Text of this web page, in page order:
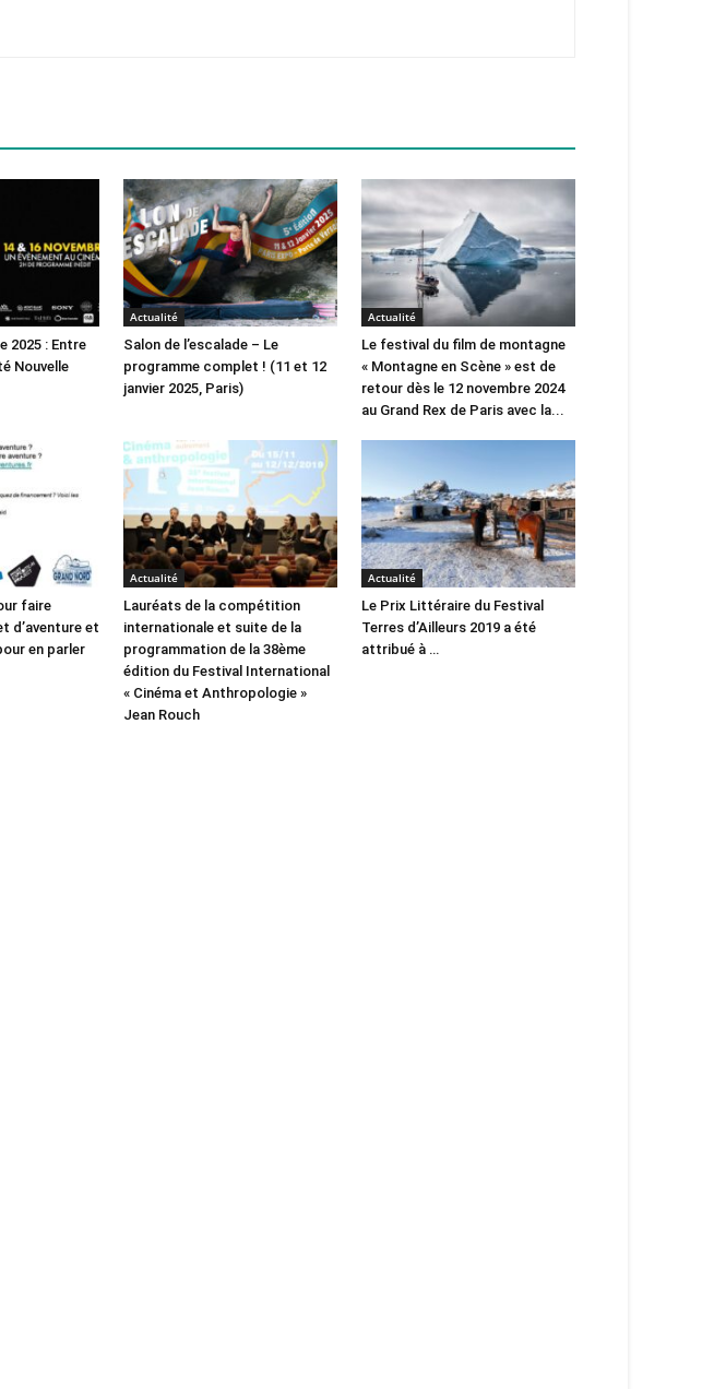
2025 : Entre
Nouvelle
Actualité
Salon de l’escalade – Le
programme complet ! (11 et 12
janvier 2025, Paris)
Actualité
Le festival du film de montagne
« Montagne en Scène » est de
retour dès le 12 novembre 2024
au Grand Rex de Paris avec la...
faire
d’aventure et
en parler
Actualité
Lauréats de la compétition
internationale et suite de la
programmation de la 38ème
édition du Festival International
« Cinéma et Anthropologie »
Jean Rouch
Actualité
Le Prix Littéraire du Festival
Terres d’Ailleurs 2019 a été
attribué à …